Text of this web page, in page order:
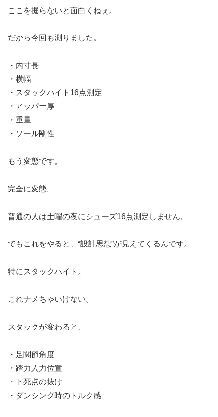
ここを掘らないと面白くねぇ。
だから今回も測りました。
・内寸長
・横幅
・スタックハイト16点測定
・アッパー厚
・重量
・ソール剛性
もう変態です。
完全に変態。
普通の人は土曜の夜にシューズ16点測定しません。
でもこれをやると、“設計思想”が見えてくるんです。
特にスタックハイト。
これナメちゃいけない。
スタックが変わると、
・足関節角度
・踏力入力位置
・下死点の抜け
・ダンシング時のトルク感